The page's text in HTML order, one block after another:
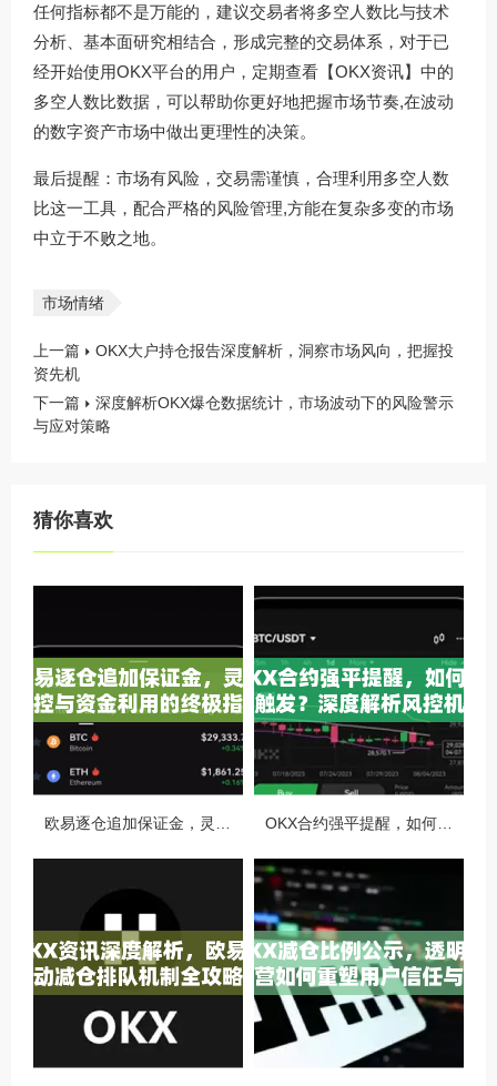
任何指标都不是万能的，建议交易者将多空人数比与技术
分析、基本面研究相结合，形成完整的交易体系，对于已
经开始使用OKX平台的用户，定期查看 【OKX资讯】 中的
多空人数比数据，可以帮助你更好地把握市场节奏,在波动
的数字资产市场中做出更理性的决策。
最后提醒：市场有风险，交易需谨慎，合理利用多空人数
比这一工具，配合严格的风险管理,方能在复杂多变的市场
中立于不败之地。
市场情绪
上一篇
OKX大户持仓报告深度解析，洞察市场风向，把握投
资先机
下一篇
深度解析OKX爆仓数据统计，市场波动下的风险警示
与应对策略
猜你喜欢